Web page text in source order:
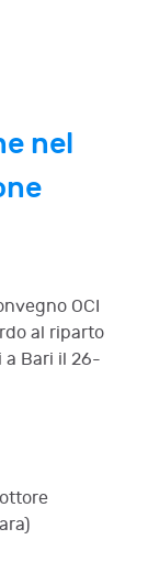
nel
OCI
al riparto
a Bari il 26-